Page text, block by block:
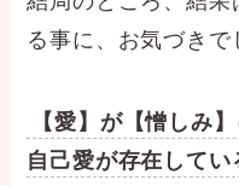
る事に、お気づきで
【愛】が【憎しみ
自己愛が存在してい